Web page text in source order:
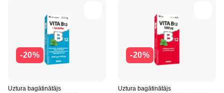
-20%
Uztura bagātinātājs
-20%
Uztura bagātinātājs